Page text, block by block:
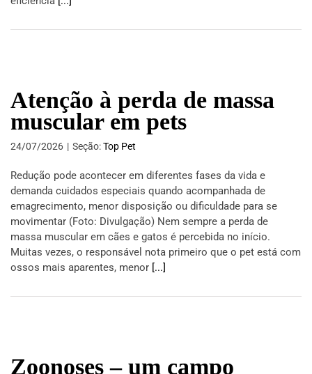
Atenção à perda de massa
muscular em pets
24/07/2026 | Seção:Top Pet
Redução pode acontecer em diferentes fases da vida e
demanda cuidados especiais quando acompanhada de
emagrecimento, menor disposição ou dificuldade para se
movimentar (Foto: Divulgação) Nem sempre a perda de
massa muscular em cães e gatos é percebida no início.
Muitas vezes, o responsável nota primeiro que o pet está com
ossos mais aparentes, menor [...]
Zoonoses – um campo